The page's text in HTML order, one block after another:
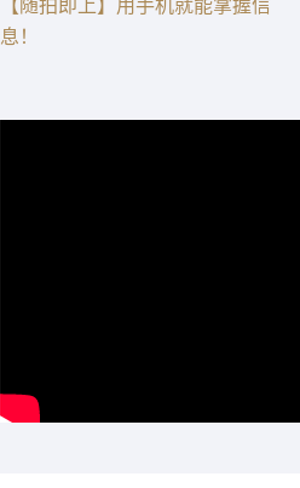
【随拍即上】用手机就能掌握信
息！